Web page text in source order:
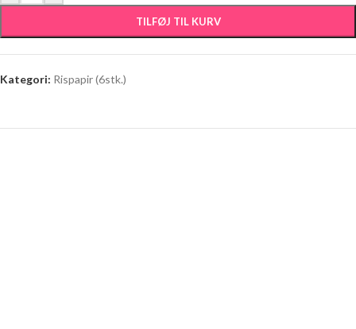
TILFØJ TIL KURV
Kategori: Rispapir (6stk.)